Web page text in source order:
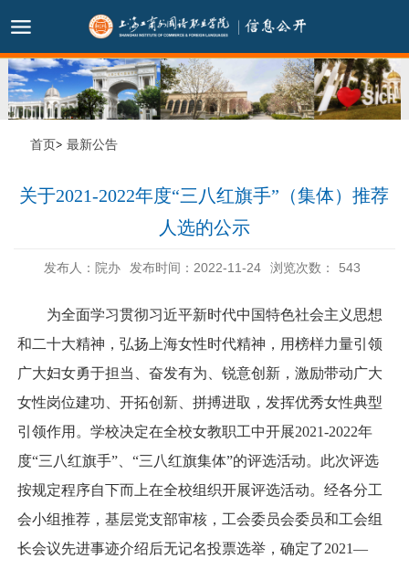
首页 最新公告
关于2021-2022年度“三八红旗手”（集体）推荐
人选的公示
发布人：院办 发布时间：2022-11-24 浏览次数： 543
为全面学习贯彻习近平新时代中国特色社会主义思想
和二十大精神，弘扬上海女性时代精神，用榜样力量引领
广大妇女勇于担当、奋发有为、锐意创新，激励带动广大
女性岗位建功、开拓创新、拼搏进取，发挥优秀女性典型
引领作用。学校决定在全校女教职工中开展2021-2022年
度“三八红旗手”、“三八红旗集体”的评选活动。此次评选
按规定程序自下而上在全校组织开展评选活动。经各分工
会小组推荐，基层党支部审核，工会委员会委员和工会组
长会议先进事迹介绍后无记名投票选举，确定了2021—